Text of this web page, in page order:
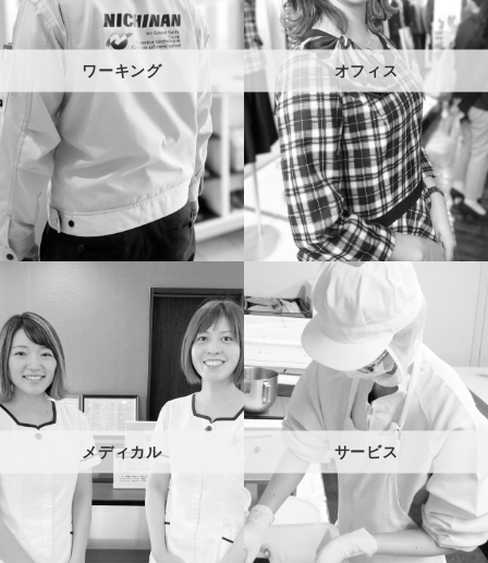
ワーキング オフィス
メディカル サービス